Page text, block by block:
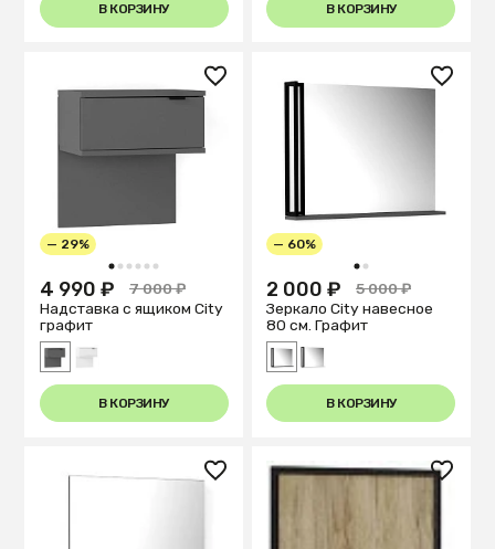
В КОРЗИНУ В КОРЗИНУ
1 2 3 4 5 6
— 29%
4 990 ₽
7 000 ₽
Надставка с ящиком City
графит
В КОРЗИНУ
1 2
— 60%
2 000 ₽
5 000 ₽
Зеркало City навесное
80 см. Графит
В КОРЗИНУ